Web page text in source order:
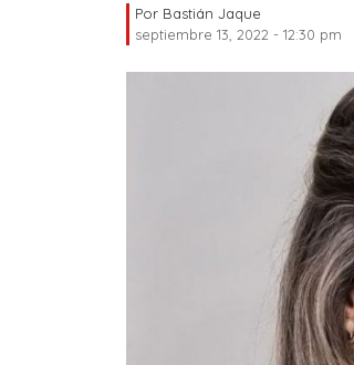
Por Bastián Jaque
septiembre 13, 2022 - 12:30 pm